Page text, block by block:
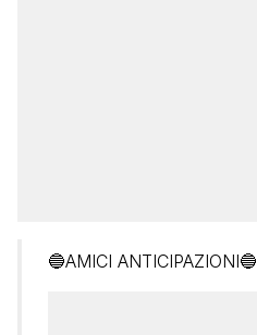
🔵AMICI ANTICIPAZIONI🔵